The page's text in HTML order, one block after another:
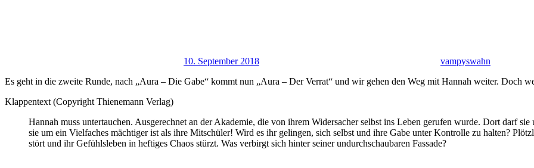
10. September 2018
vampyswahn
Es geht in die zweite Runde, nach „Aura – Die Gabe“ kommt nun „Aura – Der Verrat“ und wir gehen den Weg mit Hannah weiter. Doch
Klappentext (Copyright Thienemann Verlag)
Hannah muss untertauchen. Ausgerechnet an der Akademie, die von ihrem Widersacher selbst ins Leben gerufen wurde. Dort darf
sie um ein Vielfaches mächtiger ist als ihre Mitschüler! Wird es ihr gelingen, sich selbst und ihre Gabe unter Kontrolle zu halten?
stört und ihr Gefühlsleben in heftiges Chaos stürzt. Was verbirgt sich hinter seiner undurchschaubaren Fassade?